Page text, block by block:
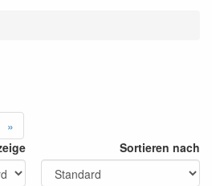
»
Sortieren nach